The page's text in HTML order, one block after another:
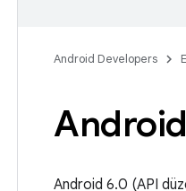
Android Developers
Android 6.0 (API